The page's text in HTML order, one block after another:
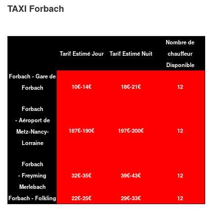
TAXI Forbach
Tarif Estimé Jour Tarif Estimé Nuit
Nombre de
chauffeur
Disponible
Forbach - Gare de
Forbach
10€-14€ 18€-21€ 12
Forbach
- Aéroport de
Metz-Nancy-
Lorraine
187€-190€ 197€-200€ 12
Forbach
- Freyming
Merlebach
32€-35€ 39€-43€ 12
Forbach - Folkling 22€-25€ 29€-33€ 12